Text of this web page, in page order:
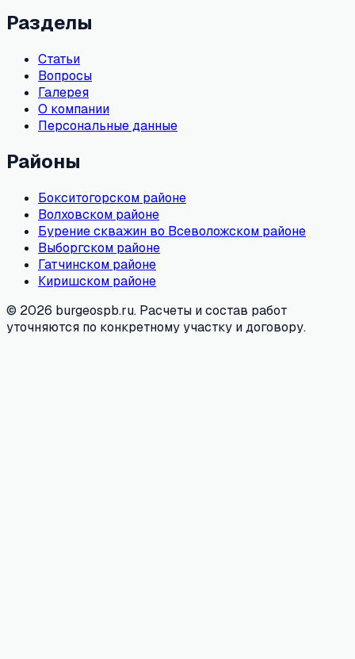
Разделы
Статьи
Вопросы
Галерея
О компании
Персональные данные
Районы
Бокситогорском районе
Волховском районе
Бурение скважин во Всеволожском районе
Выборгском районе
Гатчинском районе
Киришском районе
© 2026 burgeospb.ru. Расчеты и состав работ
уточняются по конкретному участку и договору.